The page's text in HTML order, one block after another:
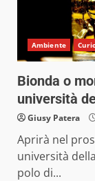
Ambiente
Bionda o
università
Giusy Patera
Aprirà nel
università
polo di...